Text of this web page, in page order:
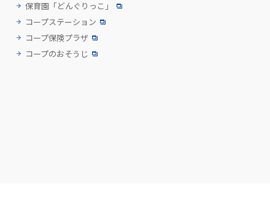
保育園「どんぐりっこ」
コープステーション
コープ保険プラザ
コープのおそうじ